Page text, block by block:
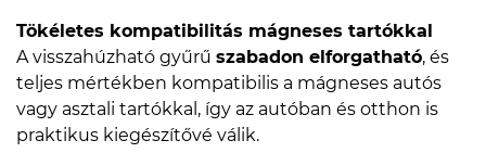
Tökéletes kompatibilitás mágneses tartókkal
A visszahúzható gyűrű szabadon elforgatható, és
teljes mértékben kompatibilis a mágneses autós
vagy asztali tartókkal, így az autóban és otthon is
praktikus kiegészítővé válik.